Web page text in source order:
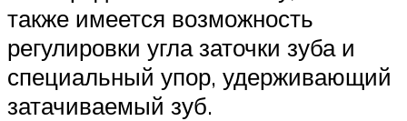
также имеется возможность
регулировки угла заточки зуба и
специальный упор, удерживающий
затачиваемый зуб.